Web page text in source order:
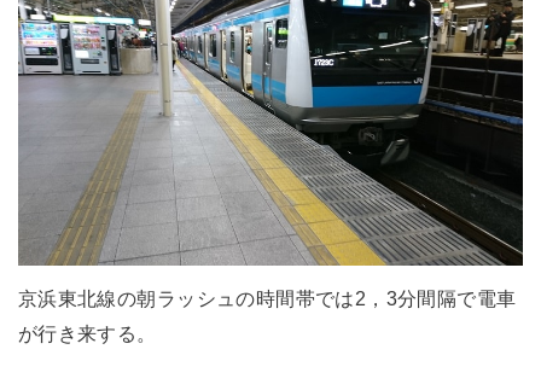
京浜東北線の朝ラッシュの時間帯では2，3分間隔で電車
が行き来する。